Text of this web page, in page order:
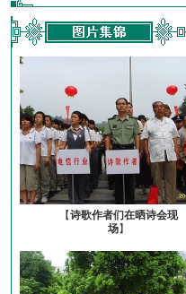
【诗歌作者们在晒诗会现
场】